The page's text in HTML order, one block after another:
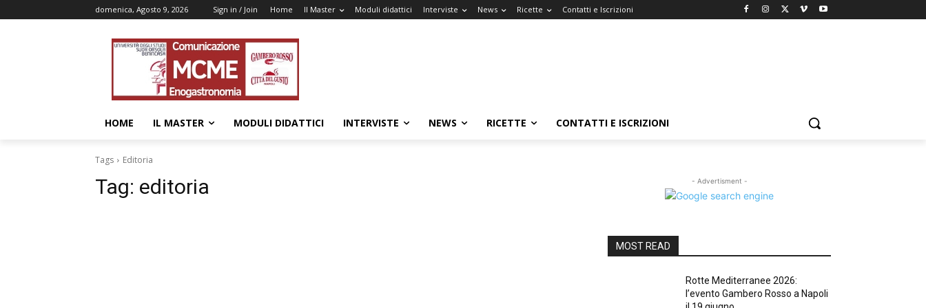
domenica, Agosto 9, 2026 Sign in / Join Home Il Master Moduli didattici Interviste News Ricette Contatti e Iscrizioni
HOME IL MASTER MODULI DIDATTICI INTERVISTE NEWS RICETTE CONTATTI E ISCRIZIONI
Tags Editoria
Tag: editoria - Advertisment -
MOST READ
Rotte Mediterranee 2026:
l’evento Gambero Rosso a Napoli